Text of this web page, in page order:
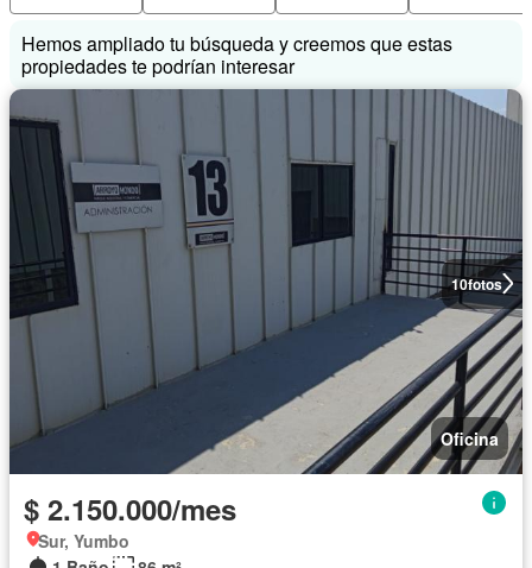
Hemos ampliado tu búsqueda y creemos que estas
propiedades te podrían interesar
10fotos
Oficina
$ 2.150.000/mes
Sur, Yumbo